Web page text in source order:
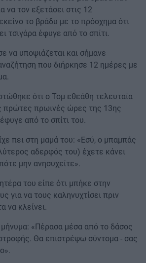
να τον εξετάσει στις 12
το βράδυ με το πρόσχημα ότι
τσιγάρα έφυγε από το σπίτι.
να υποψιάζεται και σήμανε
που διήρκησε 12 ημέρες με
ότι ο Τομ εθεάθη τελευταία
πρώτες πρωινές ώρες της 13ης
από το σπίτι του.
πει στη μαμά του: «Εσύ, ο μπαμπάς
αδερφός του) έχετε κάνει
μην ανησυχείτε».
του είπε ότι μπήκε στην
για να τους καληνυχτίσει πριν
να κλείνει.
μήνυμα: «Πέρασα μέσα από το δάσος
Θα επιστρέψω σύντομα - σας